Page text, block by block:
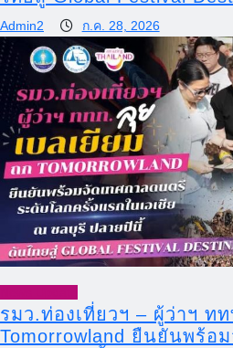
Admin2 ก.ค. 28, 2026
รมว.ท่องเที่ยวฯ – ผู้ว่าฯ ท
Tomorrowland ยืนยันพร้อ